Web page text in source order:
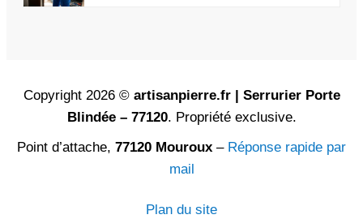
Copyright 2026 © artisanpierre.fr | Serrurier Porte
Blindée – 77120. Propriété exclusive.
Point d’attache, 77120 Mouroux – Réponse rapide par
mail
Plan du site